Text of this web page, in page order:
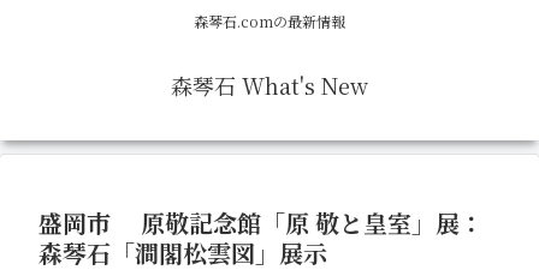
森琴石.comの最新情報
森琴石 What's New
盛岡市 原敬記念館「原 敬と皇室」展：
森琴石「澗閣松雲図」展示